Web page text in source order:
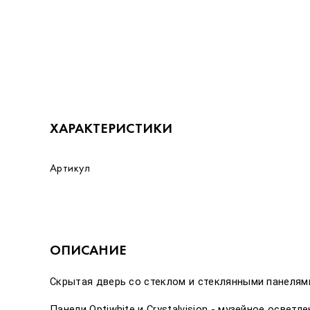
ХАРАКТЕРИСТИКИ
Артикул
ОПИСАНИЕ
Скрытая дверь со стеклом и стеклянными